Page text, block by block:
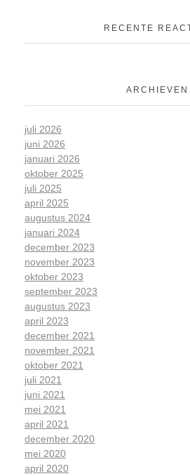
RECENTE
ARCHIEVEN
juli 2026
juni 2026
januari 2026
oktober 2025
juli 2025
april 2025
augustus 2024
januari 2024
december 2023
november 2023
oktober 2023
september 2023
augustus 2023
april 2023
december 2021
november 2021
oktober 2021
juli 2021
juni 2021
mei 2021
april 2021
december 2020
mei 2020
april 2020